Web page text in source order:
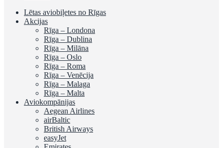
Lētas aviobiļetes no Rīgas
Akcijas
Rīga – Londona
Rīga – Dublina
Rīga – Milāna
Rīga – Oslo
Rīga – Roma
Rīga – Venēcija
Rīga – Malaga
Rīga – Malta
Aviokompānijas
Aegean Airlines
airBaltic
British Airways
easyJet